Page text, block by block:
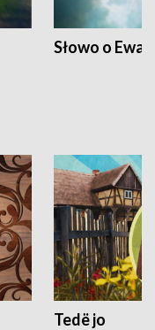
Słowo o
Tedë jo